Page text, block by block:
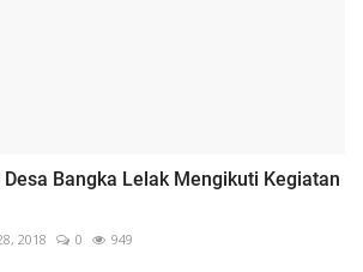
Bangka Lelak Mengikuti Kegiatan
2018 0 949